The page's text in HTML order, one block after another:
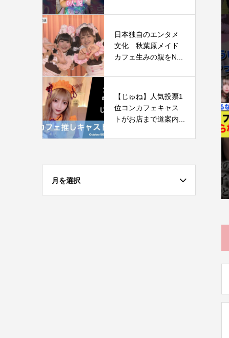
日本独自のエンタメ
文化 秋葉原メイド
カフェ生みの親をN...
【じゅね】人気投票1
位コンカフェキャス
トがお店まで道案内...
月を選択